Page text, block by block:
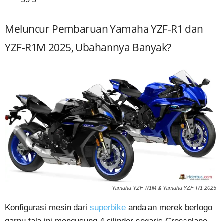
Meluncur Pembaruan Yamaha YZF-R1 dan
YZF-R1M 2025, Ubahannya Banyak?
Yamaha YZF-R1M & Yamaha YZF-R1 2025
Konfigurasi mesin dari superbike andalan merek berlogo